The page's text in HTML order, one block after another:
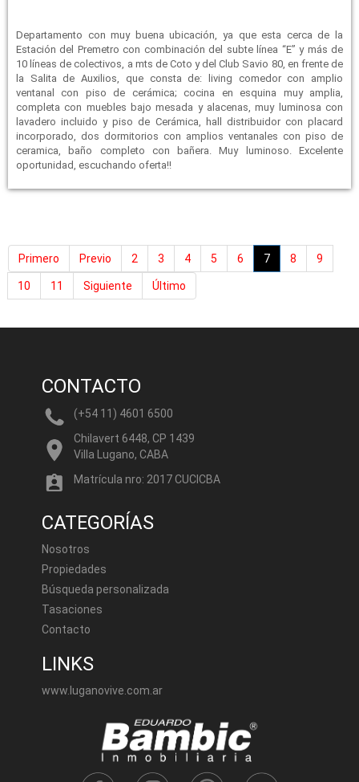
Departamento con muy buena ubicación, ya que esta cerca de la
Estación del Premetro con combinación del subte línea “E” y más de
10 líneas de colectivos, a mts de Coto y del Club Savio 80, en frente de
la Salita de Auxilios, que consta de: living comedor con amplio
ventanal con piso de cerámica; cocina en esquina muy amplia,
completa con muebles bajo mesada y alacenas, muy luminosa con
lavadero incluido y piso de Cerámica, hall distribuidor con placard
incorporado, dos dormitorios con amplios ventanales con piso de
ceramica, baño completo con bañera. Muy luminoso. Excelente
oportunidad, escuchando oferta!!
Primero Previo 2 3 4 5 6 7 8 9
10 11 Siguiente Último
CONTACTO
(+54 11) 4601 6500
Chilavert 6448, CP 1439
Villa Lugano, CABA
Matrícula nro: 2017 CUCICBA
CATEGORÍAS
Nosotros
Propiedades
Búsqueda personalizada
Tasaciones
Contacto
LINKS
www.luganovive.com.ar